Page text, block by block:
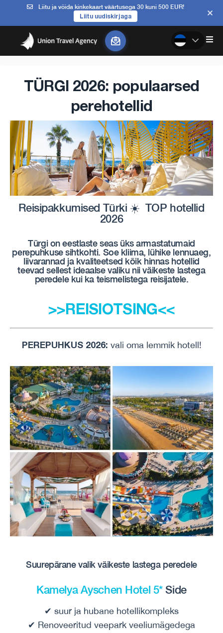
Liitu ja võida kinkekaart väärtusega 30 kuni 500 EUR!
Liitu uudiskirjaga
TÜRGI 2026: populaarsed
perehotellid
Reisipakkumised Türki ☀️ TOP hotellid
2026
Türgi on eestlaste seas üks armastatumaid
perepuhkuse sihtkohti. Soe kliima, lühike lennuaeg,
liivarannad ja kvaliteetsed kõik hinnas hotellid
teevad sellest ideaalse valiku nii väikeste lastega
peredele kui ka teismelistega reisijatele.
>>REISIOTSING<<
PEREPUHKUS 2026: vali oma lemmik hotell!
Suurepärane valik väikeste lastega peredele
Kamelya Ayschen Hotel 5*Side
✔ suur ja hubane hotellikompleks
✔ Renoveeritud veepark veeliumägedega